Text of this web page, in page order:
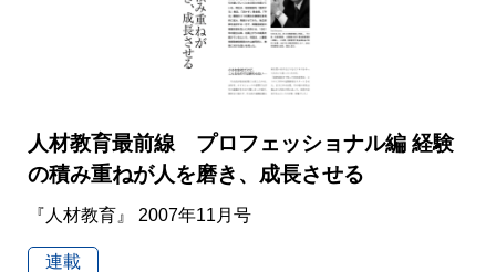
人材教育最前線 プロフェッショナル編 経験
の積み重ねが人を磨き、成長させる
『人材教育』 2007年11月号
連載